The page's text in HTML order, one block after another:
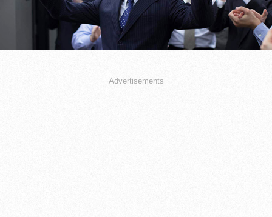
Advertisements